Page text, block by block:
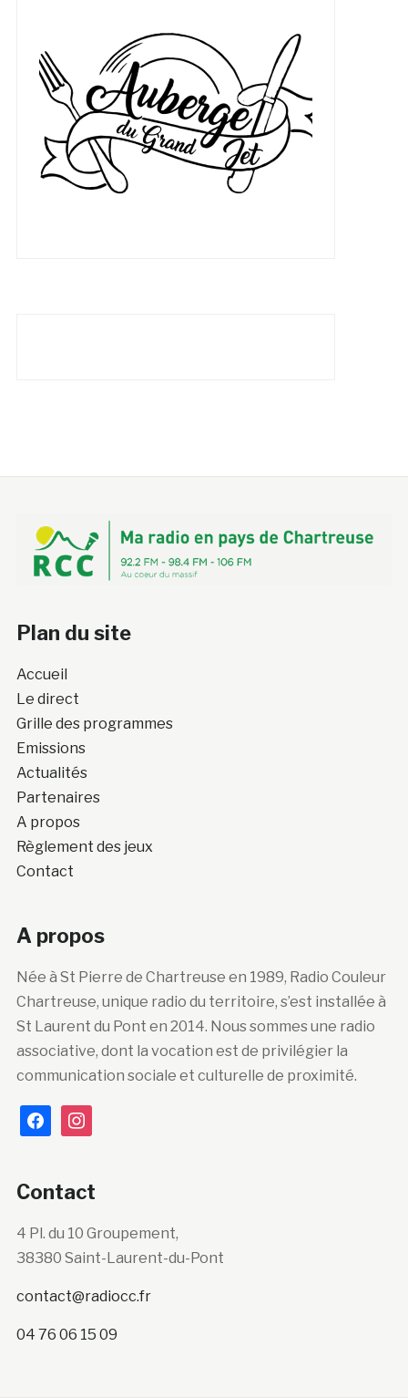
Plan du site
Accueil
Le direct
Grille des programmes
Emissions
Actualités
Partenaires
A propos
Règlement des jeux
Contact
A propos
Née à St Pierre de Chartreuse en 1989, Radio Couleur
Chartreuse, unique radio du territoire, s’est installée à
St Laurent du Pont en 2014. Nous sommes une radio
associative, dont la vocation est de privilégier la
communication sociale et culturelle de proximité.
facebookinstagram
Contact
4 Pl. du 10 Groupement,
38380 Saint-Laurent-du-Pont
contact@radiocc.fr
04 76 06 15 09